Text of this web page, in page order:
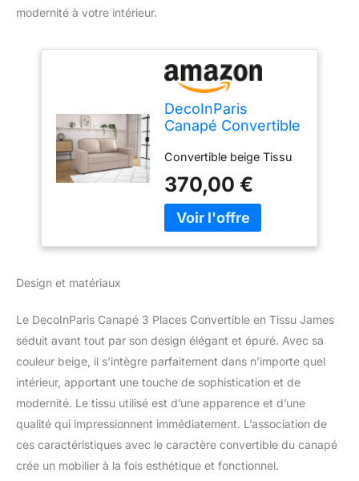
modernité à votre intérieur.
DecoInParis
Canapé Convertible
Beige James
Convertible beige Tissu
370,00 €
Design et matériaux
Le DecoInParis Canapé 3 Places Convertible en Tissu James
séduit avant tout par son design élégant et épuré. Avec sa
couleur beige, il s’intègre parfaitement dans n’importe quel
intérieur, apportant une touche de sophistication et de
modernité. Le tissu utilisé est d’une apparence et d’une
qualité qui impressionnent immédiatement. L’association de
ces caractéristiques avec le caractère convertible du canapé
crée un mobilier à la fois esthétique et fonctionnel.